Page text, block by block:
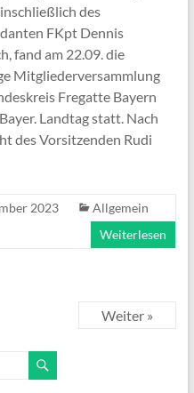
des
FKpt Dennis
fand am 22.09. die
Mitgliederversammlung
Fregatte Bayern
Landtag statt. Nach
des Vorsitzenden Rudi
2023
Allgemein
Weiterlesen
Weiter »